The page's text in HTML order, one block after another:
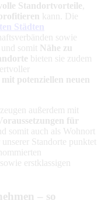
Standortvorteile
kann. Die
Städten
sowie
somit Nähe zu
bieten sie zudem
potenziellen neuen
außerdem mit
für
somit auch als Wohnort
Standorte punktet
erstklassigen
– so